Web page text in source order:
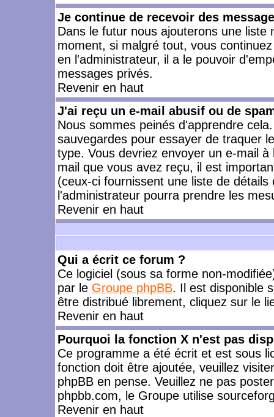
Je continue de recevoir des
Dans le futur nous ajouterons une
moment, si malgré tout, vous
en l'administrateur, il a le pouvoir
messages privés.
Revenir en haut
J'ai reçu un e-mail abusif ou de
Nous sommes peinés d'apprendre
sauvegardes pour essayer de traquer
type. Vous devriez envoyer un e-mail
mail que vous avez reçu, il est
(ceux-ci fournissent une liste de
l'administrateur pourra prendre les
Revenir en haut
Qui a écrit ce forum ?
Ce logiciel (sous sa forme non-
par le Groupe phpBB. Il est disponible
être distribué librement, cliquez sur le
Revenir en haut
Pourquoi la fonction X n'est pas
Ce programme a été écrit et est sous
fonction doit être ajoutée, veuillez
phpBB en pense. Veuillez ne pas
phpbb.com, le Groupe utilise
Revenir en haut